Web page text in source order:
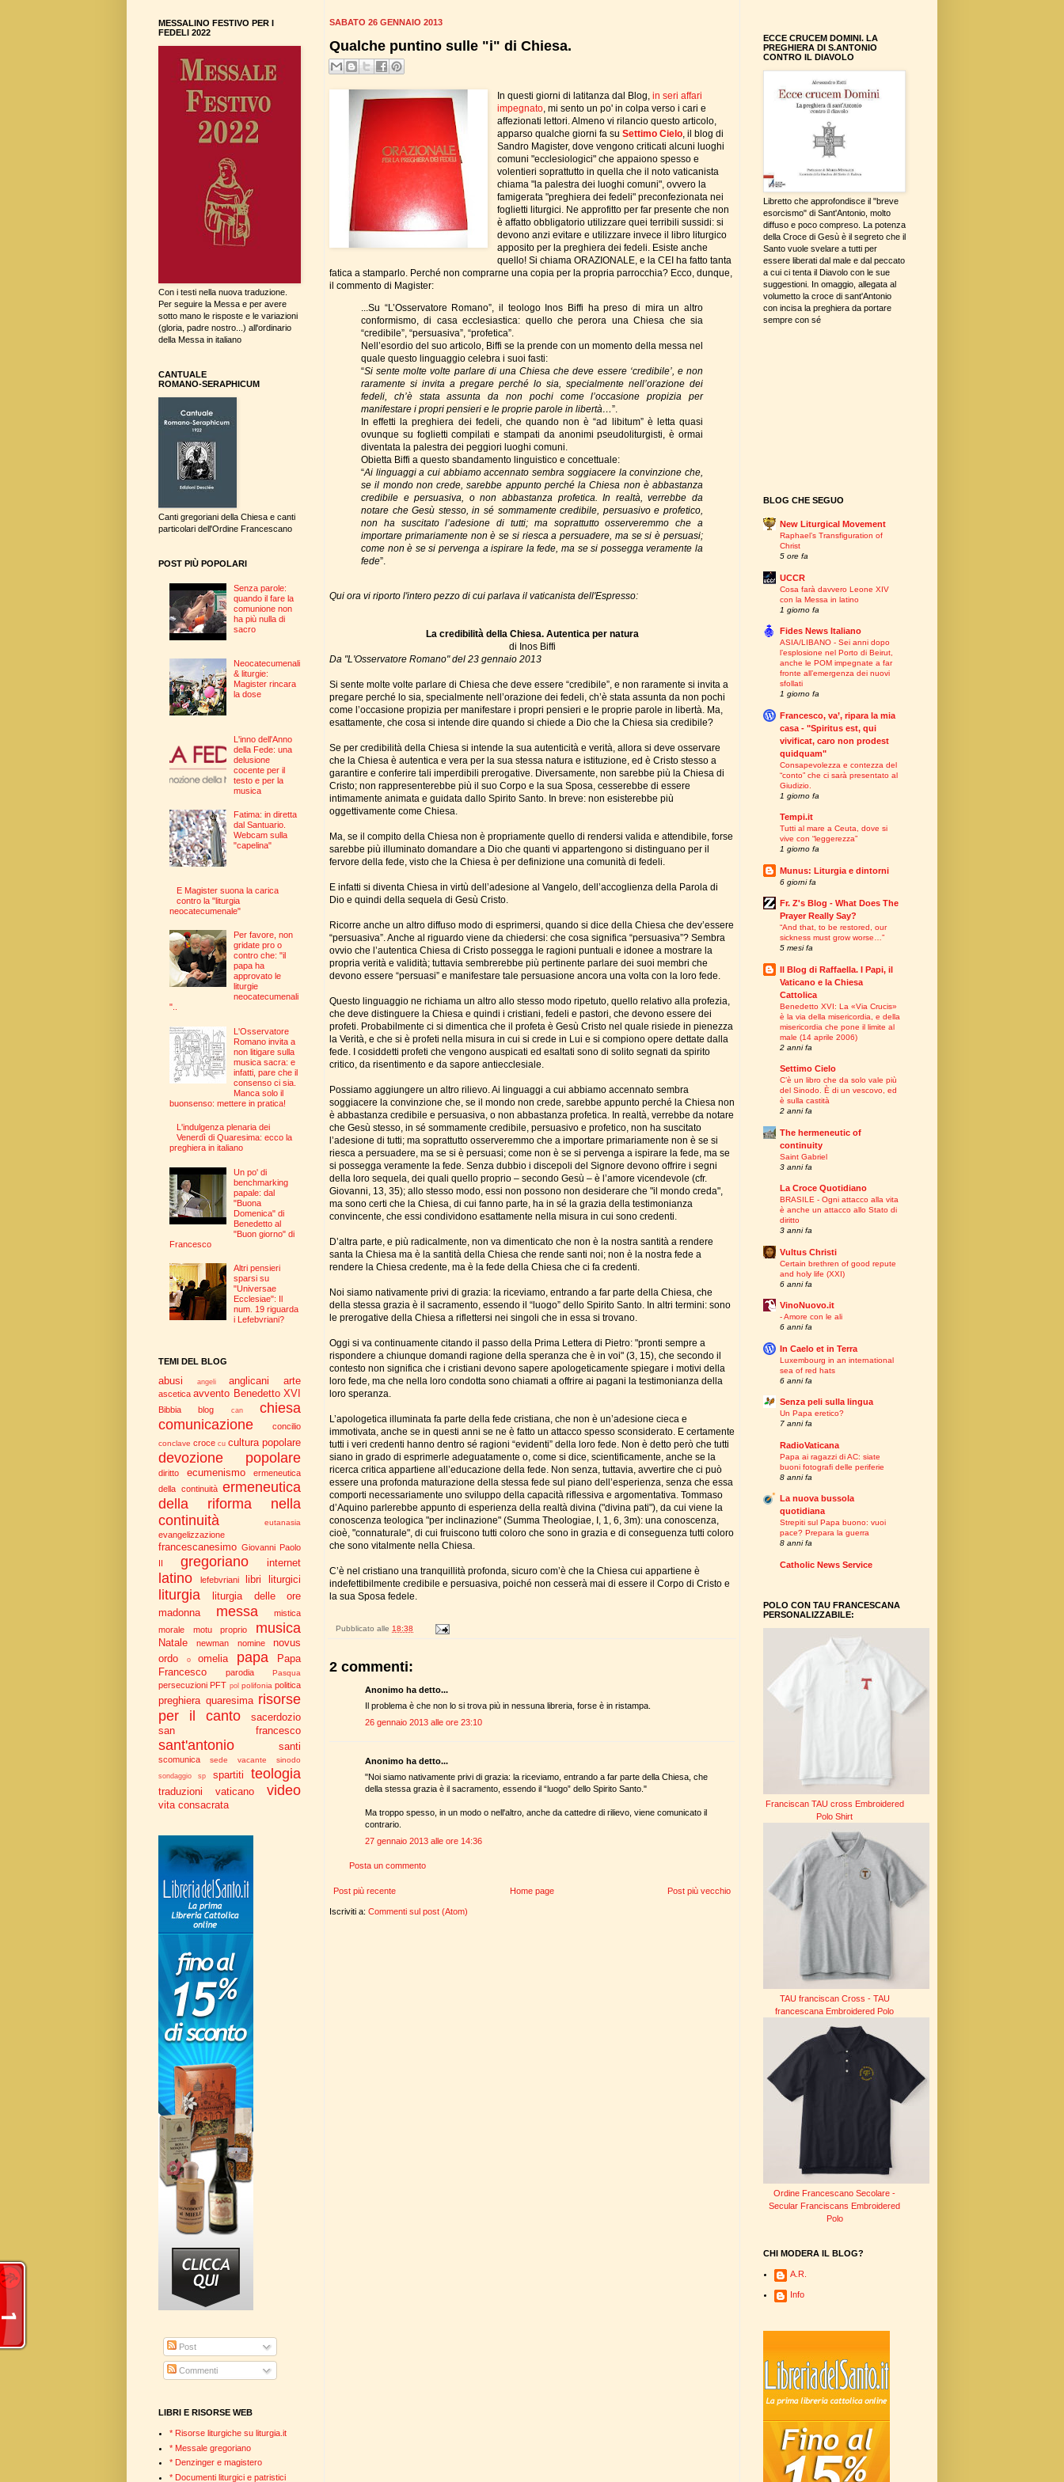
SABATO 26 GENNAIO 2013
Qualche puntino sulle "i" di Chiesa.
In questi giorni di latitanza dal Blog,in seri affari
impegnato , mi sento un po' in colpa verso i cari e
affezionati lettori. Almeno vi rilancio questo articolo,
apparso qualche giorni fa suSettimo Cielo , il blog di
Sandro Magister, dove vengono criticati alcuni luoghi
comuni "ecclesiologici" che appaiono spesso e
volentieri soprattutto in quella che il noto vaticanista
chiama "la palestra dei luoghi comuni", ovvero la
famigerata "preghiera dei fedeli" preconfezionata nei
foglietti liturgici. Ne approfitto per far presente che non
è affatto obbligatorio utilizzare quei terribili sussidi: si
devono anzi evitare e utilizzare invece il libro liturgico
apposito per la preghiera dei fedeli. Esiste anche
quello! Si chiama ORAZIONALE, e la CEI ha fatto tanta
fatica a stamparlo. Perché non comprarne una copia per la propria parrocchia? Ecco, dunque,
il commento di Magister:
...Su “L’Osservatore Romano”, il teologo Inos Biffi ha preso di mira un altro
conformismo, di casa ecclesiastica: quello che perora una Chiesa che sia
“credibile”, “persuasiva”, “profetica”.
Nell’esordio del suo articolo, Biffi se la prende con un momento della messa nel
quale questo linguaggio celebra i suoi fasti:
“Si sente molte volte parlare di una Chiesa che deve essere ‘credibile’, e non
raramente si invita a pregare perché lo sia, specialmente nell’orazione dei
fedeli, ch’è stata assunta da non pochi come l’occasione propizia per
manifestare i propri pensieri e le proprie parole in libertà…”.
In effetti la preghiera dei fedeli, che quando non è “ad libitum” è letta quasi
ovunque su foglietti compilati e stampati da anonimi pseudoliturgisti, è ormai
diventata la palestra dei peggiori luoghi comuni.
Obietta Biffi a questo sbandamento linguistico e concettuale:
“Ai linguaggi a cui abbiamo accennato sembra soggiacere la convinzione che,
se il mondo non crede, sarebbe appunto perché la Chiesa non è abbastanza
credibile e persuasiva, o non abbastanza profetica. In realtà, verrebbe da
notare che Gesù stesso, in sé sommamente credibile, persuasivo e profetico,
non ha suscitato l’adesione di tutti; ma soprattutto osserveremmo che a
importare primariamente non è se si riesca a persuadere, ma se si è persuasi;
come non è se si pervenga a ispirare la fede, ma se si possegga veramente la
fede”.
Qui ora vi riporto l'intero pezzo di cui parlava il vaticanista dell'Espresso:
La credibilità della Chiesa. Autentica per natura
di Inos Biffi
Da "L'Osservatore Romano" del 23 gennaio 2013
Si sente molte volte parlare di Chiesa che deve essere “credibile”, e non raramente si invita a
pregare perché lo sia, specialmente nell’orazione dei fedeli, ch’è stata assunta da non pochi
come l’occasione propizia per manifestare i propri pensieri e le proprie parole in libertà. Ma,
esattamente, che cosa si intende dire quando si chiede a Dio che la Chiesa sia credibile?
Se per credibilità della Chiesa si intende la sua autenticità e verità, allora si deve osservare
che la Chiesa è autentica e vera per la sua stessa natura e istituzione, ed è Cristo stesso a
garantire e conferire tali imperdibili prerogative. Diversamente, non sarebbe più la Chiesa di
Cristo; non rappresenterebbe più il suo Corpo e la sua Sposa, cesserebbe di essere
intimamente animata e guidata dallo Spirito Santo. In breve: non esisterebbe più
oggettivamente come Chiesa.
Ma, se il compito della Chiesa non è propriamente quello di rendersi valida e attendibile, forse
sarebbe più illuminato domandare a Dio che quanti vi appartengono si distinguano per il
fervore della fede, visto che la Chiesa è per definizione una comunità di fedeli.
E infatti si diventa Chiesa in virtù dell’adesione al Vangelo, dell’accoglienza della Parola di
Dio e quindi della sequela di Gesù Cristo.
Ricorre anche un altro diffuso modo di esprimersi, quando si dice della Chiesa che dev’essere
“persuasiva”. Anche al riguardo viene da chiedersi: che cosa significa “persuasiva”? Sembra
ovvio che l’autentica Chiesa di Cristo possegga le ragioni puntuali e idonee a mostrare la
propria verità e validità; tuttavia sembrerebbe più pertinente parlare dei suoi membri che
devono essere “persuasi” e manifestare tale persuasione ancora una volta con la loro fede.
Questo linguaggio ne richiama un altro allo stesso modo ripetuto, quello relativo alla profezia,
che deve distinguere la Chiesa e quindi i cristiani, fedeli e pastori, che devono essere dei
profeti. Probabilmente ci si dimentica che il profeta è Gesù Cristo nel quale risiede in pienezza
la Verità, e che si è profeti nella misura in cui si crede in Lui e si compiono opere dettate dalla
fede. I cosiddetti profeti che vengono auspicati ed esaltati sono di solito segnati da spirito
critico, da risentimento e da sapore antiecclesiale.
Possiamo aggiungere un altro rilievo. Ai linguaggi a cui abbiamo accennato sembra
soggiacere la convinzione che, se il mondo non crede, sarebbe appunto perché la Chiesa non
è abbastanza credibile e persuasiva, o non abbastanza profetica. In realtà, verrebbe da notare
che Gesù stesso, in sé sommamente credibile, persuasivo e profetico, non ha suscitato
l’adesione di tutti; ma soprattutto osserveremmo che a importare primariamente non è se si
riesca a persuadere, ma se si è persuasi; come non è se si pervenga a ispirare la fede, ma se
si possegga veramente la fede. Senza dubbio i discepoli del Signore devono offrire i segni
della loro sequela, dei quali quello proprio – secondo Gesù – è l’amore vicendevole (cfr.
Giovanni, 13, 35); allo stesso modo, essi non possono non desiderare che "il mondo creda",
ma sono certi che la Chiesa, di cui fanno parte, ha in sé la grazia della testimonianza
convincente, che essi condividono esattamente nella misura in cui sono credenti.
D’altra parte, e più radicalmente, non va dimenticato che non è la nostra santità a rendere
santa la Chiesa ma è la santità della Chiesa che rende santi noi; non è la nostra fede a
rendere la Chiesa credente, ma è la fede della Chiesa che ci fa credenti.
Noi siamo nativamente privi di grazia: la riceviamo, entrando a far parte della Chiesa, che
della stessa grazia è il sacramento, essendo il “luogo” dello Spirito Santo. In altri termini: sono
le prerogative della Chiesa a riflettersi nei singoli che in essa si trovano.
Oggi si va continuamente citando il passo della Prima Lettera di Pietro: "pronti sempre a
rispondere a chiunque domandi ragione della speranza che è in voi" (3, 15), che secondo il
contesto non significa che i cristiani devono sapere apologeticamente spiegare i motivi della
loro fede, ma che nella loro condotta sono chiamati a offrire ai pagani la testimonianza della
loro speranza.
L’apologetica illuminata fa parte della fede cristiana, che non è un’adesione cieca e
immotivata, anche se in questi anni se ne è fatto un attacco spesso sconsiderato. E certamente
tutti i veri credenti hanno dentro sé ragioni “evidenti” della loro fede. Non è detto però che tutti
siano in grado di esprimerle adeguatamente o, come si dice, scientificamente, anche se la
ricerca critica appartiene all’educazione della fede. Non senza, tuttavia, avvertire che ci può
essere una profonda maturazione della stessa fede sul piano dell’esperienza, senza che essa
comporti necessariamente uno sviluppo della capacità riflessiva e argomentativa. Tommaso
d’Aquino parlerebbe appunto di esperienza della realtà divina ("divina pati"), da cui viene la
conoscenza teologica "per inclinazione" (Summa Theologiae, I, 1, 6, 3m): una conoscenza,
cioè, "connaturale", di cui fruiscono tutti coloro che sono in grazia e di conseguenza tutti coloro
che sono vitalmente nella Chiesa.
C’è nel cristiano una tranquillità profonda, sicuro com’è che la Chiesa cui appartiene è
indefettibilmente credibile e persuasiva, poiché non cesserà mai di essere il Corpo di Cristo e
la sua Sposa fedele.
Pubblicato alle 18:38
2 commenti:
Anonimo ha detto...
Il problema è che non lo si trova più in nessuna libreria, forse è in ristampa.
26 gennaio 2013 alle ore 23:10
Anonimo ha detto...
"Noi siamo nativamente privi di grazia: la riceviamo, entrando a far parte della Chiesa, che
della stessa grazia è il sacramento, essendo il “luogo” dello Spirito Santo."
Ma troppo spesso, in un modo o nell'altro, anche da cattedre di rilievo, viene comunicato il
contrario.
27 gennaio 2013 alle ore 14:36
Posta un commento
Post più recente Post più vecchio
Home page
Iscriviti a: Commenti sul post (Atom)
MESSALINO FESTIVO PER I
FEDELI 2022
Con i testi nella nuova traduzione.
Per seguire la Messa e per avere
sotto mano le risposte e le variazioni
(gloria, padre nostro...) all'ordinario
della Messa in italiano
CANTUALE
ROMANO-SERAPHICUM
Canti gregoriani della Chiesa e canti
particolari dell'Ordine Francescano
POST PIÙ POPOLARI
Senza parole:
quando il fare la
comunione non
ha più nulla di
sacro
Neocatecumenali
& liturgie:
Magister rincara
la dose
L'inno dell'Anno
della Fede: una
delusione
cocente per il
testo e per la
musica
Fatima: in diretta
dal Santuario.
Webcam sulla
"capelina"
E Magister suona la carica
contro la "liturgia
neocatecumenale"
Per favore, non
gridate pro o
contro che: "il
papa ha
approvato le
liturgie
neocatecumenali
"..
L'Osservatore
Romano invita a
non litigare sulla
musica sacra: e
infatti, pare che il
consenso ci sia.
Manca solo il
buonsenso: mettere in pratica!
L'indulgenza plenaria dei
Venerdì di Quaresima: ecco la
preghiera in italiano
Un po' di
benchmarking
papale: dal
"Buona
Domenica" di
Benedetto al
"Buon giorno" di
Francesco
Altri pensieri
sparsi su
"Universae
Ecclesiae": Il
num. 19 riguarda
i Lefebvriani?
TEMI DEL BLOG
abusi angeli anglicani arte
ascetica avvento Benedetto XVI
Bibbia blog can
chiesa
comunicazione
concilio
conclave croce cu cultura popolare
devozione popolare
diritto ecumenismo
ermeneutica
della continuità ermeneutica
della riforma nella
continuità
eutanasia
evangelizzazione
francescanesimo Giovanni Paolo
gregoriano internet
latino lefebvriani libri liturgici
liturgia
liturgia delle ore
madonna
messa
mistica
morale
motu proprio musica
Natale newman nomine
novus
ordo
o omelia papa
Papa
Francesco
parodia Pasqua
persecuzioni PFT pol polifonia politica
preghiera quaresima risorse
per il canto
sacerdozio
san francesco
sant'antonio santi
scomunica sede vacante sinodo
sondaggio sp spartiti teologia
traduzioni vaticano video
vita consacrata
Post
Commenti
LIBRI E RISORSE WEB
* Risorse liturgiche su liturgia.it
* Messale gregoriano
* Denzinger e magistero
* Documenti liturgici e patristici
ECCE CRUCEM DOMINI. LA
PREGHIERA DI S.ANTONIO
CONTRO IL DIAVOLO
Libretto che approfondisce il "breve
esorcismo" di Sant'Antonio, molto
diffuso e poco compreso. La potenza
della Croce di Gesù è il segreto che il
Santo vuole svelare a tutti per
essere liberati dal male e dal peccato
a cui ci tenta il Diavolo con le sue
suggestioni. In omaggio, allegata al
volumetto la croce di sant'Antonio
con incisa la preghiera da portare
sempre con sé
BLOG CHE SEGUO
New Liturgical Movement
Raphael’s Transfiguration of
Christ
5 ore fa
UCCR
Cosa farà davvero Leone XIV
con la Messa in latino
1 giorno fa
Fides News Italiano
ASIA/LIBANO - Sei anni dopo
l’esplosione nel Porto di Beirut,
anche le POM impegnate a far
fronte all’emergenza dei nuovi
sfollati
1 giorno fa
Francesco, va’, ripara la mia
casa - "Spiritus est, qui
vivificat, caro non prodest
quidquam"
Consapevolezza e contezza del
“conto” che ci sarà presentato al
Giudizio.
1 giorno fa
Tempi.it
Tutti al mare a Ceuta, dove si
vive con “leggerezza”
1 giorno fa
Munus: Liturgia e dintorni
6 giorni fa
Fr. Z's Blog - What Does The
Prayer Really Say?
“And that, to be restored, our
sickness must grow worse…”
5 mesi fa
Il Blog di Raffaella. I Papi, il
Vaticano e la Chiesa
Cattolica
Benedetto XVI: La «Via Crucis»
è la via della misericordia, e della
misericordia che pone il limite al
male (14 aprile 2006)
2 anni fa
Settimo Cielo
C’è un libro che da solo vale più
del Sinodo. È di un vescovo, ed
è sulla castità
2 anni fa
The hermeneutic of
continuity
Saint Gabriel
3 anni fa
La Croce Quotidiano
BRASILE - Ogni attacco alla vita
è anche un attacco allo Stato di
diritto
3 anni fa
Vultus Christi
Certain brethren of good repute
and holy life (XXI)
6 anni fa
VinoNuovo.it
- Amore con le ali
6 anni fa
In Caelo et in Terra
Luxembourg in an international
sea of red hats
6 anni fa
Senza peli sulla lingua
Un Papa eretico?
7 anni fa
RadioVaticana
Papa ai ragazzi di AC: siate
buoni fotografi delle periferie
8 anni fa
La nuova bussola
quotidiana
Strepiti sul Papa buono: vuoi
pace? Prepara la guerra
8 anni fa
Catholic News Service
POLO CON TAU FRANCESCANA
PERSONALIZZABILE:
Franciscan TAU cross Embroidered
Polo Shirt
TAU franciscan Cross - TAU
francescana Embroidered Polo
Ordine Francescano Secolare -
Secular Franciscans Embroidered
Polo
CHI MODERA IL BLOG?
A.R.
Info